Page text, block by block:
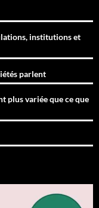
institutions et
parlent
plus variée que ce que